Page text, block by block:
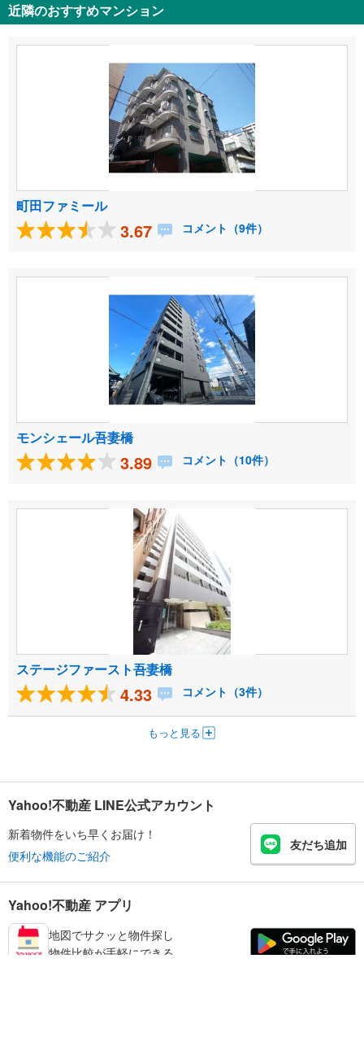
近隣のおすすめマンション
町田ファミール
3.67 コメント（9件）
モンシェール吾妻橋
3.89 コメント（10件）
ステージファースト吾妻橋
4.33 コメント（3件）
もっと見る
Yahoo!不動産 LINE公式アカウント
新着物件をいち早くお届け！
便利な機能のご紹介
友だち追加
Yahoo!不動産 アプリ
地図でサクッと物件探し
物件比較が手軽にできる